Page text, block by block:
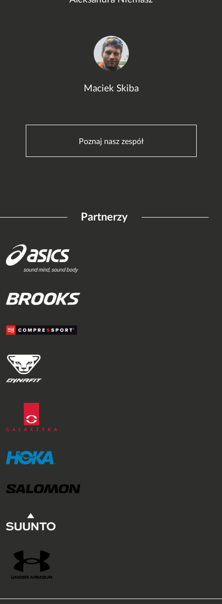
Maciek Skiba
Poznaj nasz zespół
Partnerzy